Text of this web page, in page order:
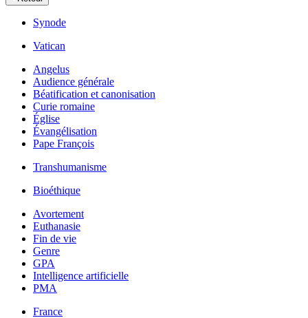
Synode
Vatican
Angelus
Audience générale
Béatification et canonisation
Curie romaine
Église
Évangélisation
Pape François
Transhumanisme
Bioéthique
Avortement
Euthanasie
Fin de vie
Genre
GPA
Intelligence artificielle
PMA
France